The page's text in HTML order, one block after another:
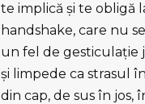
te implică şi te obligă
handshake, care nu
un fel de gesticulaţie
şi limpede ca strasul
din cap, de sus în